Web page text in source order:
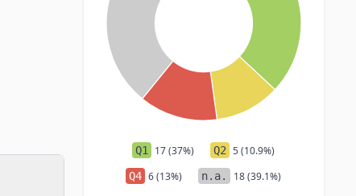
Q1 17 (37%) Q2 5 (10.9%)
Q4 6 (13%) n.a. 18 (39.1%)